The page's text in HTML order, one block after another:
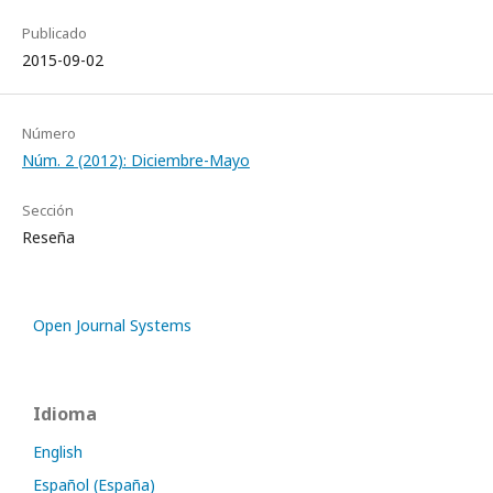
Publicado
2015-09-02
Número
Núm. 2 (2012): Diciembre-Mayo
Sección
Reseña
Open Journal Systems
Idioma
English
Español (España)